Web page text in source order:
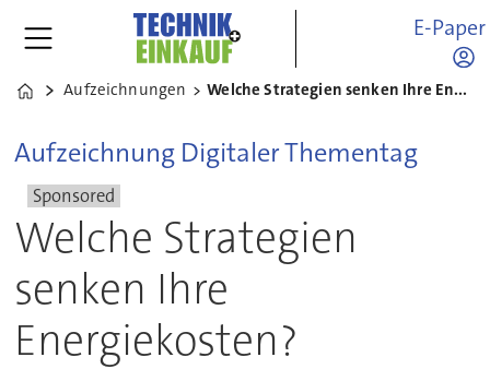
E-Paper
Home
Aufzeichnungen Welche Strategien senken Ihre Energiekosten?
Aufzeichnung Digitaler Thementag
Sponsored
Welche Strategien
senken Ihre
Energiekosten?